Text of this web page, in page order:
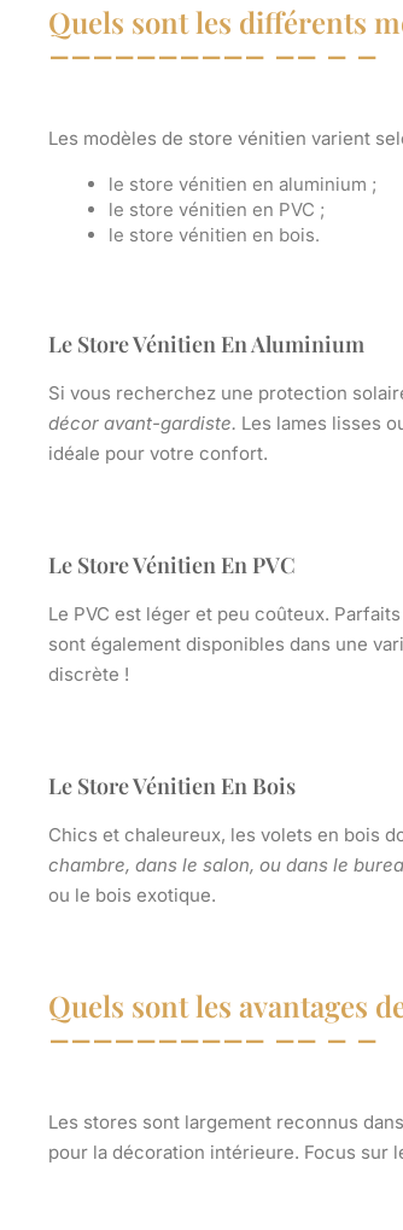
Quels sont les différents
Les modèles de store vénitien varient
le store vénitien en aluminium ;
le store vénitien en PVC ;
le store vénitien en bois.
Le Store Vénitien En Aluminium
Si vous recherchez une protection
décor avant-gardiste. Les lames lisses
idéale pour votre confort.
Le Store Vénitien En PVC
Le PVC est léger et peu coûteux.
sont également disponibles dans une
discrète !
Le Store Vénitien En Bois
Chics et chaleureux, les volets en bois
chambre, dans le salon, ou dans le
ou le bois exotique.
Quels sont les avantages
Les stores sont largement reconnus
pour la décoration intérieure. Focus sur